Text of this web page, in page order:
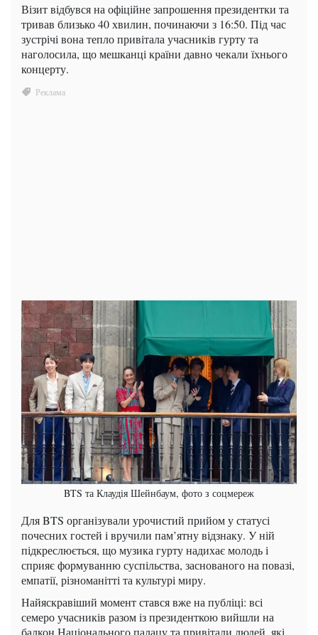
Візит відбувся на офіційне запрошення президентки та
тривав близько 40 хвилин, починаючи з 16:50. Під час
зустрічі вона тепло привітала учасників гурту та
наголосила, що мешканці країни давно чекали їхнього
концерту.
BTS та Клаудія Шейнбаум, фото з соцмереж
Для BTS організували урочистий прийом у статусі
почесних гостей і вручили пам’ятну відзнаку. У ній
підкреслюється, що музика гурту надихає молодь і
сприяє формуванню суспільства, заснованого на повазі,
емпатії, різноманітті та культурі миру.
Найяскравіший момент стався вже на публіці: всі
семеро учасників разом із президенткою вийшли на